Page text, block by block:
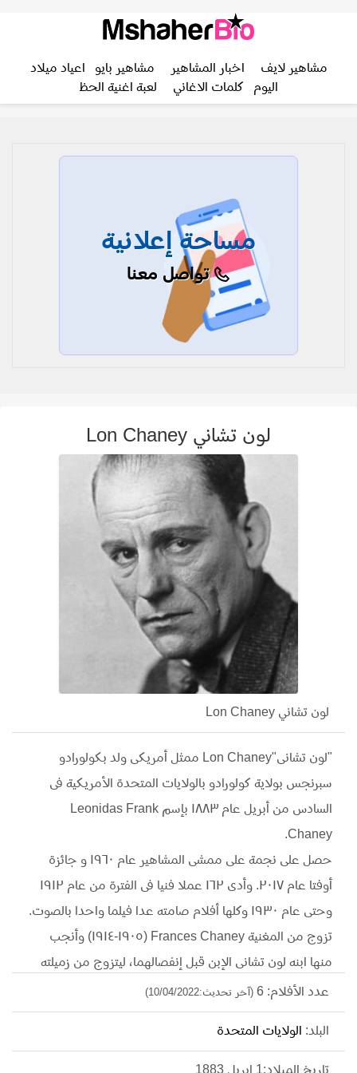
مشاهير لايف اخبار المشاهير مشاهير بايو
اعياد ميلاد
اليوم
كلمات الاغاني لعبة اغنية الحظ
مساحة إعلانية
تواصل معنا
لون تشاني Lon Chaney
لون تشاني Lon Chaney
"لون تشانى"Lon Chaney ممثل أمريكى ولد بكولورادو
سبرنجس بولاية كولورادو بالولايات المتحدة الأمريكية فى
السادس من أبريل عام ١٨٨٣ بإسم Leonidas Frank
Chaney.
حصل على نجمة على ممشى المشاهير عام ١٩٦٠ و جائزة
أوفتا عام ٢٠١٧. وأدى ١٦٢ عملا فنيا فى الفترة من عام ١٩١٢
وحتى عام ١٩٣٠ وكلها أفلام صامته عدا فيلما واحدا بالصوت.
تزوج من المغنية Frances Chaney (١٩٠٥-١٩١٤) وأنجب
منها ابنه لون تشانى الإبن قبل إنفصالهما، ليتزوج من زميلته
وفاته فى ٢٦ أغسطس من عام ١٩٣٠ فى هوليوود، لوس
أنجيلوس، كاليفورنيا، الولايات المتحدة الأمريكية متأثرا
بسرطان الشعب الهوائية بسبب إفراطه فى التدخين. ومن أهم
عدد الأفلام: 6 (آخر تحديث:10/04/2022)
البلد: الولايات المتحدة